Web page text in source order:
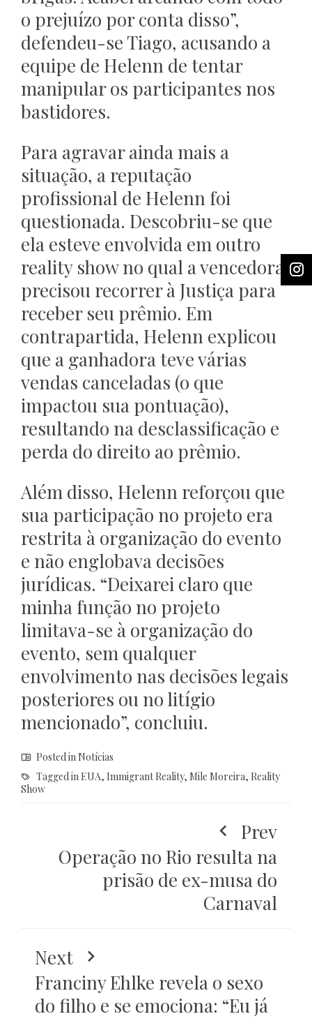
o prejuízo por conta disso”,
defendeu-se Tiago, acusando a
equipe de Helenn de tentar
manipular os participantes nos
bastidores.
Para agravar ainda mais a
situação, a reputação
profissional de Helenn foi
questionada. Descobriu-se que
ela esteve envolvida em outro
reality show no qual a vencedora
precisou recorrer à Justiça para
receber seu prêmio. Em
contrapartida, Helenn explicou
que a ganhadora teve várias
vendas canceladas (o que
impactou sua pontuação),
resultando na desclassificação e
perda do direito ao prêmio.
Além disso, Helenn reforçou que
sua participação no projeto era
restrita à organização do evento
e não englobava decisões
jurídicas. “Deixarei claro que
minha função no projeto
limitava-se à organização do
evento, sem qualquer
envolvimento nas decisões legais
posteriores ou no litígio
mencionado”, concluiu.
Posted in Notícias
Tagged inEUA, Immigrant Reality, Mile Moreira, Reality
Show
Prev
Operação no Rio resulta na
prisão de ex-musa do
Carnaval
Next
Franciny Ehlke revela o sexo
do filho e se emociona: “Eu já